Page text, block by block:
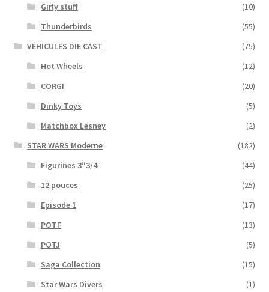
Girly stuff
(10)
Thunderbirds
(55)
VEHICULES DIE CAST
(75)
Hot Wheels
(12)
CORGI
(20)
Dinky Toys
(5)
Matchbox Lesney
(2)
STAR WARS Moderne
(182)
Figurines 3″3/4
(44)
12 pouces
(25)
Episode 1
(17)
POTF
(13)
POTJ
(5)
Saga Collection
(15)
Star Wars Divers
(1)